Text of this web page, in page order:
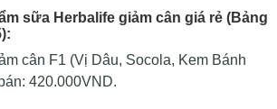
sữa Herbalife giảm cân giá rẻ (Bảng
cân F1 (Vị Dâu, Socola, Kem Bánh
420.000VND.